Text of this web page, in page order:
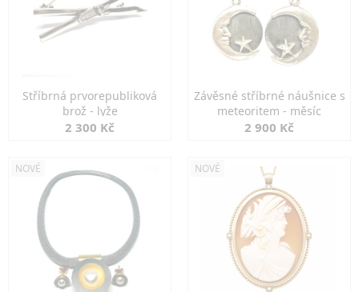
Stříbrná prvorepubliková
brož - lyže
2 300 Kč
Závěsné stříbrné náušnice s
meteoritem - měsíc
2 900 Kč
NOVÉ NOVÉ